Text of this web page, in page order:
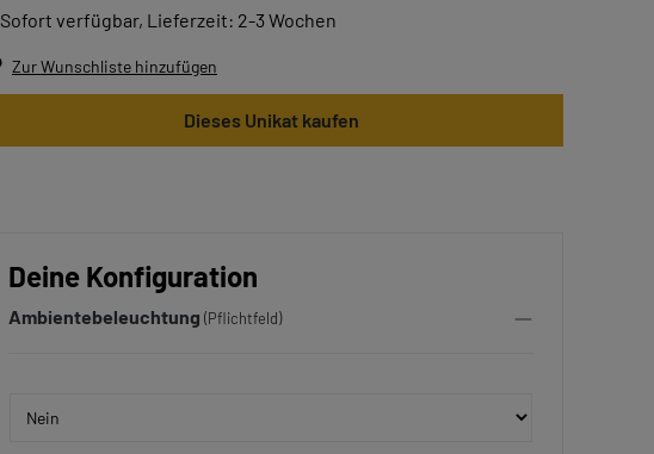
Sofort verfügbar, Lieferzeit: 2-3 Wochen
Zur Wunschliste hinzufügen
Dieses Unikat kaufen
Deine Konfiguration
Ambientebeleuchtung (Pflichtfeld)